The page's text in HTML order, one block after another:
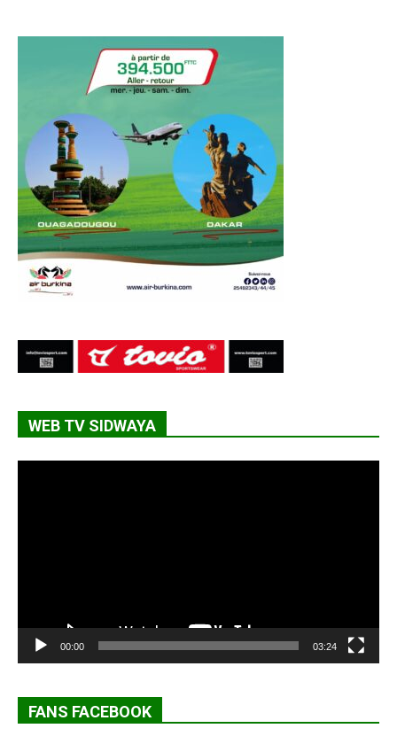
WEB TV SIDWAYA
00:00 03:24
FANS FACEBOOK